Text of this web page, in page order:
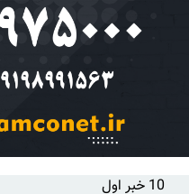
10 خبر اول